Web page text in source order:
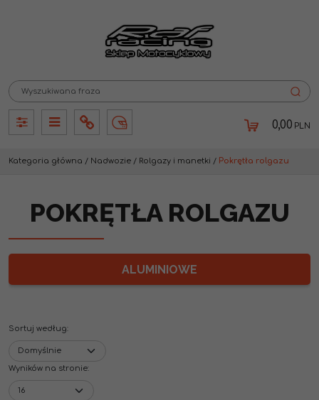
PanelPanelInfo Lang 0,00 PLN
Kategoria główna / Nadwozie / Rolgazy i manetki / Pokrętła rolgazu
POKRĘTŁA ROLGAZU
ALUMINIOWE
Sortuj według:
Wyników na stronie: